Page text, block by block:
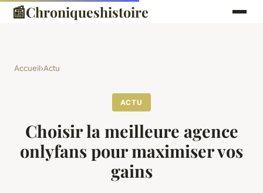
📰Chroniqueshistoire
Accueil›Actu
ACTU
Choisir la meilleure agence
onlyfans pour maximiser vos
gains